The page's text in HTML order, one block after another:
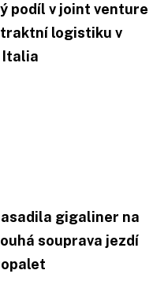
podíl v joint venture
logistiku v
Italia
gigaliner na
souprava jezdí